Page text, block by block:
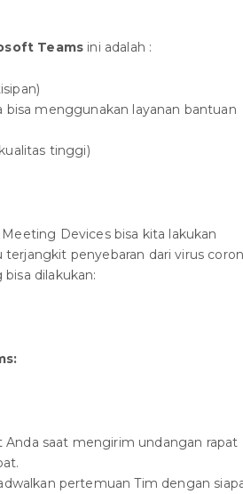
Teams ini adalah :
menggunakan layanan bantuan
tinggi)
Devices bisa kita lakukan
penyebaran dari virus
dilakukan:
Anda saat mengirim undangan rapat
pertemuan Tim dengan